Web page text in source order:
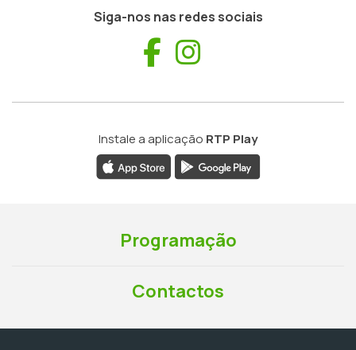
Siga-nos nas redes sociais
Facebook
Instale a aplicação RTP Play
Programação
Contactos